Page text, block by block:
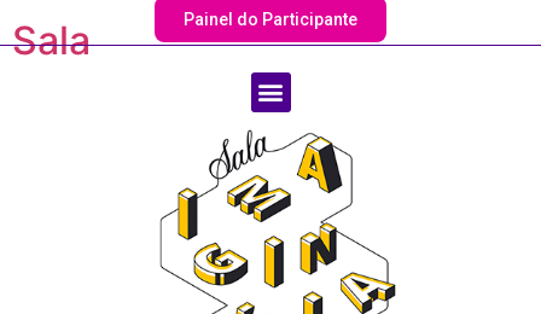
Painel do Participante
Sala